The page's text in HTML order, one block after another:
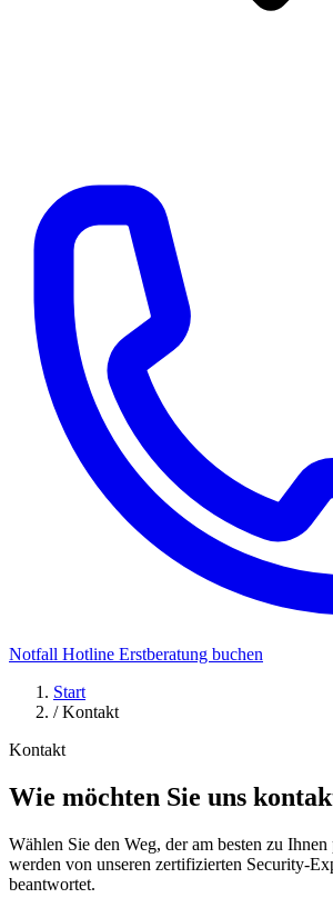
Notfall Hotline Erstberatung buchen
Start
/ Kontakt
Kontakt
Wie möchten Sie uns
Wählen Sie den Weg, der am besten zu
werden von unseren zertifizierten Security-
beantwortet.